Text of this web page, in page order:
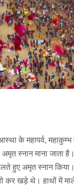
के महापर्व,
स्नान माना जाता
हुए अमृत स्नान
कर खड़े थे। हाथों में